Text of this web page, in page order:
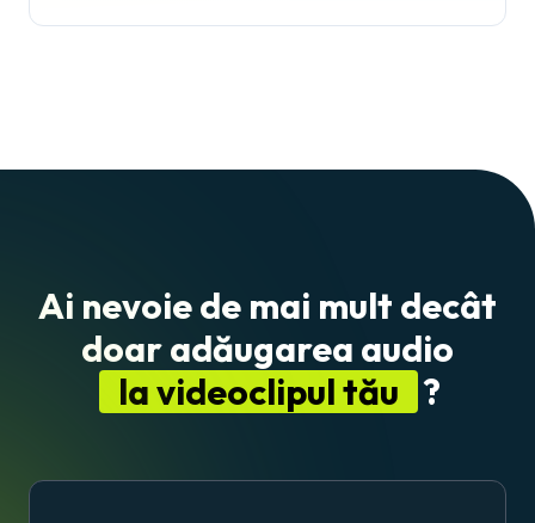
Ai nevoie de mai mult decât
doar adăugarea audio
la videoclipul tău ?